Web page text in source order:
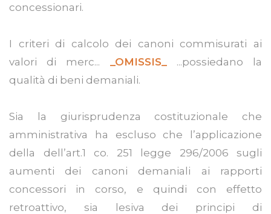
concessionari.
I criteri di calcolo dei canoni commisurati ai
valori di merc...
_OMISSIS_
...possiedano la
qualità di beni demaniali.
Sia la giurisprudenza costituzionale che
amministrativa ha escluso che l’applicazione
della dell’art.1 co. 251 legge 296/2006 sugli
aumenti dei canoni demaniali ai rapporti
concessori in corso, e quindi con effetto
retroattivo, sia lesiva dei principi di